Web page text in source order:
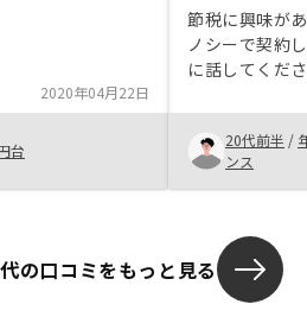
2020年04月22日
台
節税に興味が
ノシーで契約
に話してくだ
も興味のある
良いかと思い
わけではない
リットを感じ
20代前半 /
ンス
の口コミをもっと見る